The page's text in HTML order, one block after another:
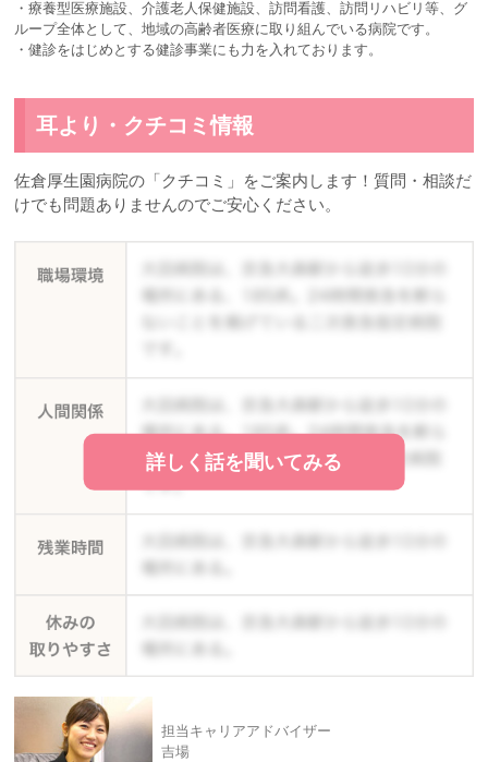
・療養型医療施設、介護老人保健施設、訪問看護、訪問リハビリ等、グ
ループ全体として、地域の高齢者医療に取り組んでいる病院です。
・健診をはじめとする健診事業にも力を入れております。
耳より・クチコミ情報
佐倉厚生園病院の「クチコミ」をご案内します！質問・相談だ
けでも問題ありませんのでご安心ください。
詳しく話を聞いてみる
担当キャリアアドバイザー
吉場